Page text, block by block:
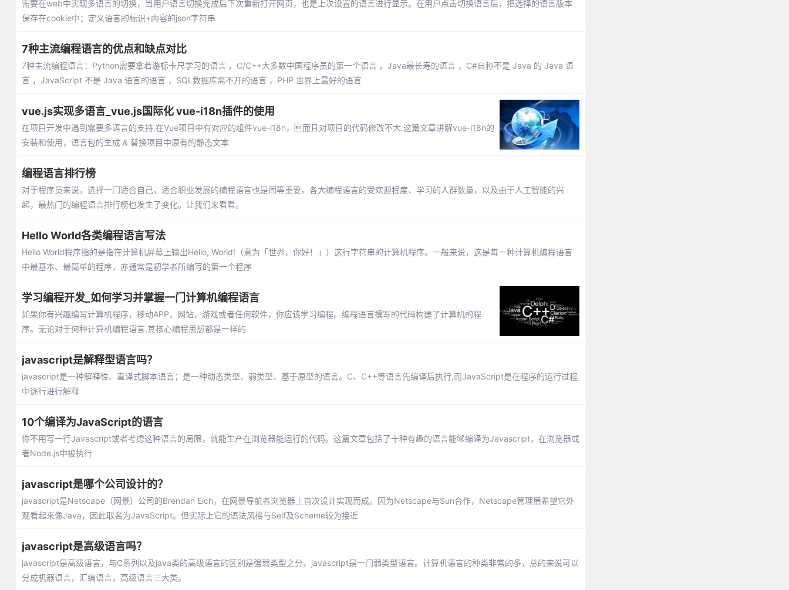
需要在web中实现多语言的切换，当用户语言切换完成后下次重新打开网页，也是上次设置的语言进行显示。在用户点击切换语言后，把选择的语言版本
保存在cookie中；定义语言的标识+内容的json字符串
7种主流编程语言的优点和缺点对比
7种主流编程语言：Python需要拿着游标卡尺学习的语言 ，C/C++大多数中国程序员的第一个语言 ，Java最长寿的语言 ，C#自称不是 Java 的 Java 语
言 ，JavaScript 不是 Java 语言的语言 ，SQL数据库离不开的语言 ，PHP 世界上最好的语言
vue.js实现多语言_vue.js国际化 vue-i18n插件的使用
在项目开发中遇到需要多语言的支持,在Vue项目中有对应的组件vue-i18n，而且对项目的代码修改不大.这篇文章讲解vue-i18n的
安装和使用，语言包的生成 & 替换项目中原有的静态文本
编程语言排行榜
对于程序员来说，选择一门适合自己，适合职业发展的编程语言也是同等重要。各大编程语言的受欢迎程度、学习的人群数量，以及由于人工智能的兴
起，最热门的编程语言排行榜也发生了变化。让我们来看看。
Hello World各类编程语言写法
Hello World程序指的是指在计算机屏幕上输出Hello, World!（意为「世界，你好！」）这行字符串的计算机程序。一般来说，这是每一种计算机编程语言
中最基本、最简单的程序，亦通常是初学者所编写的第一个程序
学习编程开发_如何学习并掌握一门计算机编程语言
如果你有兴趣编写计算机程序，移动APP，网站，游戏或者任何软件，你应该学习编程。编程语言撰写的代码构建了计算机的程
序。无论对于何种计算机编程语言,其核心编程思想都是一样的
javascript是解释型语言吗？
javascript是一种解释性、直译式脚本语言；是一种动态类型、弱类型、基于原型的语言。C、C++等语言先编译后执行,而JavaScript是在程序的运行过程
中逐行进行解释
10个编译为JavaScript的语言
你不用写一行Javascript或者考虑这种语言的局限，就能生产在浏览器能运行的代码。这篇文章包括了十种有趣的语言能够编译为Javascript，在浏览器或
者Node.js中被执行
javascript是哪个公司设计的？
javascript是Netscape（网景）公司的Brendan Eich，在网景导航者浏览器上首次设计实现而成。因为Netscape与Sun合作，Netscape管理层希望它外
观看起来像Java，因此取名为JavaScript。但实际上它的语法风格与Self及Scheme较为接近
javascript是高级语言吗？
javascript是高级语言，与C系列以及java类的高级语言的区别是强弱类型之分，javascript是一门弱类型语言。计算机语言的种类非常的多，总的来说可以
分成机器语言，汇编语言，高级语言三大类。